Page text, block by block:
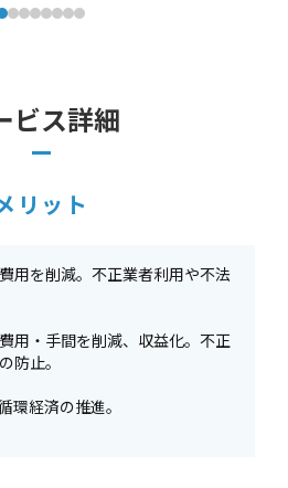
ビス詳細
リット
用を削減。不正業者利用や不法
用・手間を削減、収益化。不正
防止。
環経済の推進。